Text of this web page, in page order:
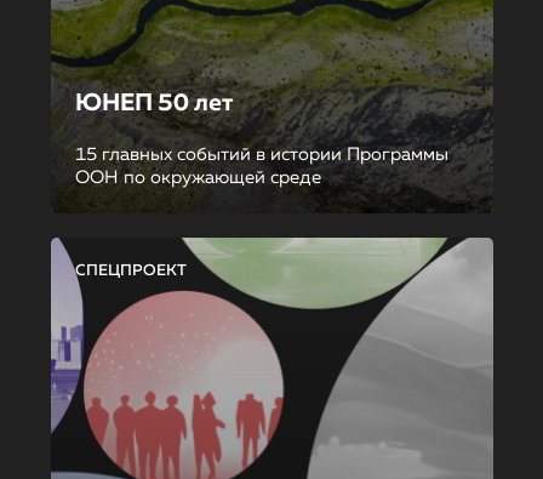
ЮНЕП 50 лет
15 главных событий в истории Программы
ООН по окружающей среде
СПЕЦПРОЕКТ